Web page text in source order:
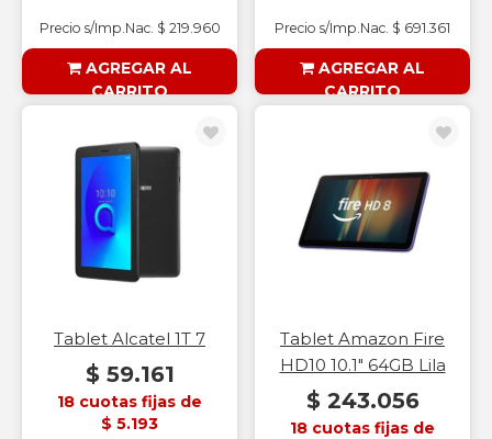
Precio s/Imp.Nac. $ 219.960
AGREGAR AL
CARRITO
Precio s/Imp.Nac. $ 691.361
AGREGAR AL
CARRITO
Tablet Alcatel 1T 7
$ 59.161
18 cuotas fijas de
$ 5.193
Tablet Amazon Fire
HD10 10.1" 64GB Lila
$ 243.056
18 cuotas fijas de